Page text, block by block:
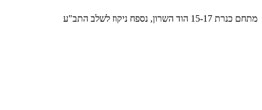
מתחם כנרת 15-17 הוד השרון, נספח ניקוז לשלב התב"ע